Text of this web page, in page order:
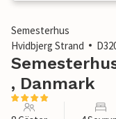
Semesterhus
Hvidbjerg Strand
, Danmark